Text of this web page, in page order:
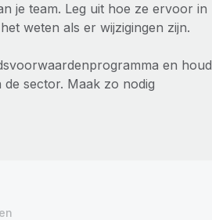
je team. Leg uit hoe ze ervoor in
weten als er wijzigingen zijn.
en houd
sector. Maak zo nodig